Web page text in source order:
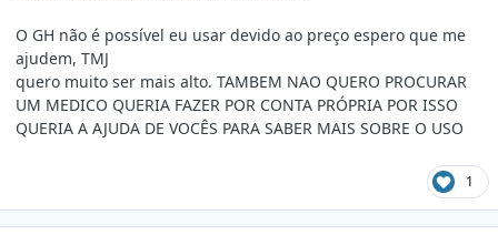
O GH não é possível eu usar devido ao preço espero que me
ajudem, TMJ
quero muito ser mais alto. TAMBEM NAO QUERO PROCURAR
UM MEDICO QUERIA FAZER POR CONTA PRÓPRIA POR ISSO
QUERIA A AJUDA DE VOCÊS PARA SABER MAIS SOBRE O USO
1